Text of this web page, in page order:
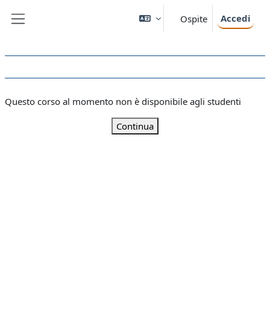
Ospite Accedi
Questo corso al momento non è disponibile agli studenti
Continua